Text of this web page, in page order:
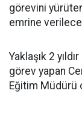
görevini
emrine
Yaklaşık 2
görev yapan
Eğitim Müdürü